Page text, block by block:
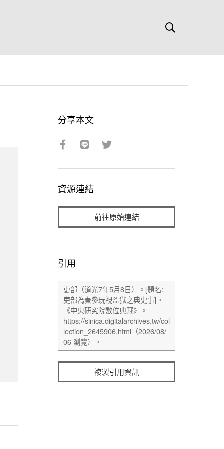
分享本文
資源連結
前往原始連結
引用
複製引用資訊